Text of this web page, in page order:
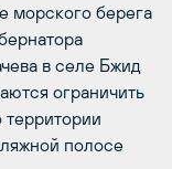
морского берега
в селе Бжид
ограничить
полосе